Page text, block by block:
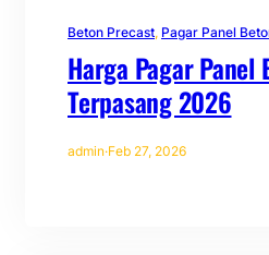
Beton Precast, Pagar Panel
Harga Pagar Panel
Terpasang 2026
admin·Feb 27, 2026